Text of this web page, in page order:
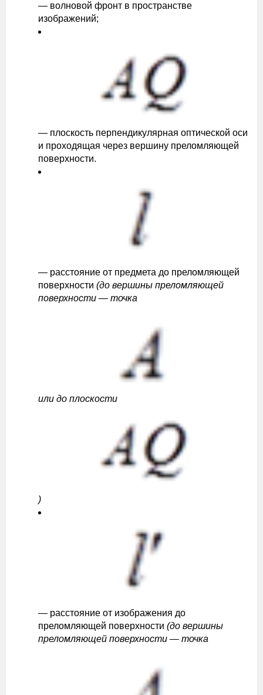
— волновой фронт в пространстве
изображений;
— плоскость перпендикулярная оптической оси
и проходящая через вершину преломляющей
поверхности.
— расстояние от предмета до преломляющей
поверхности (до вершины преломляющей
поверхности — точка
или до плоскости
)
— расстояние от изображения до
преломляющей поверхности (до вершины
преломляющей поверхности — точка